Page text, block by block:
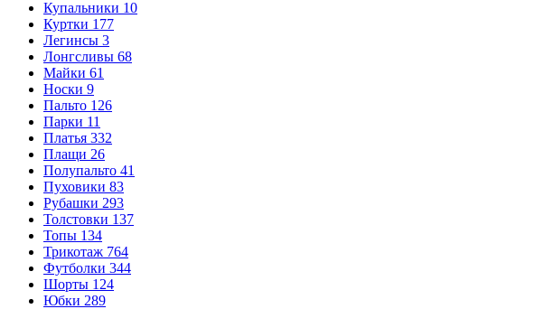
Купальники 10
Куртки 177
Легинсы 3
Лонгсливы 68
Майки 61
Носки 9
Пальто 126
Парки 11
Платья 332
Плащи 26
Полупальто 41
Пуховики 83
Рубашки 293
Толстовки 137
Топы 134
Трикотаж 764
Футболки 344
Шорты 124
Юбки 289